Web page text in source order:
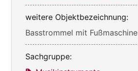
weitere Objektbezeichnung:
Basstrommel mit Fußmaschine
Sachgruppe: